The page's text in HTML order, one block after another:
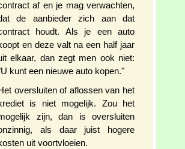
af en je mag verwachten,
de aanbieder zich aan dat
houdt. Als je een auto
en deze valt na een half jaar
elkaar, dan zegt men ook niet:
kunt een nieuwe auto kopen."
oversluiten of aflossen van het
is niet mogelijk. Zou het
zijn, dan is oversluiten
als daar juist hogere
uit voortvloeien.